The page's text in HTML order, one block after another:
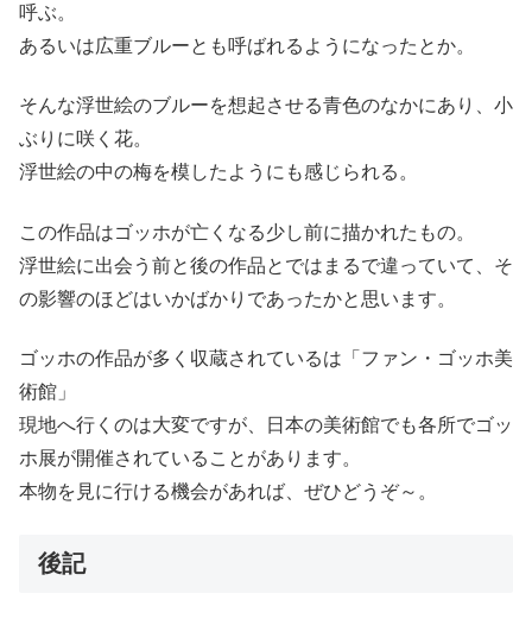
呼ぶ。
あるいは広重ブルーとも呼ばれるようになったとか。
そんな浮世絵のブルーを想起させる青色のなかにあり、小
ぶりに咲く花。
浮世絵の中の梅を模したようにも感じられる。
この作品はゴッホが亡くなる少し前に描かれたもの。
浮世絵に出会う前と後の作品とではまるで違っていて、そ
の影響のほどはいかばかりであったかと思います。
ゴッホの作品が多く収蔵されているは「ファン・ゴッホ美
術館」
現地へ行くのは大変ですが、日本の美術館でも各所でゴッ
ホ展が開催されていることがあります。
本物を見に行ける機会があれば、ぜひどうぞ～。
後記